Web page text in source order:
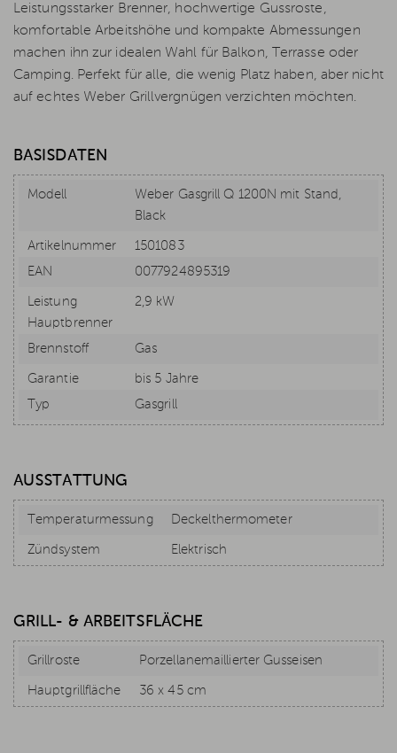
Leistungsstarker Brenner, hochwertige Gussroste,
komfortable Arbeitshöhe und kompakte Abmessungen
machen ihn zur idealen Wahl für Balkon, Terrasse oder
Camping. Perfekt für alle, die wenig Platz haben, aber nicht
auf echtes Weber Grillvergnügen verzichten möchten.
BASISDATEN
Modell
Weber Gasgrill Q 1200N mit Stand,
Black
Artikelnummer
1501083
EAN
0077924895319
Leistung
Hauptbrenner
2,9 kW
Brennstoff Gas
Garantie
bis 5 Jahre
Typ
Gasgrill
AUSSTATTUNG
Temperaturmessung Deckelthermometer
Zündsystem Elektrisch
GRILL- & ARBEITSFLÄCHE
Grillroste Porzellanemaillierter Gusseisen
Hauptgrillfläche 36 x 45 cm